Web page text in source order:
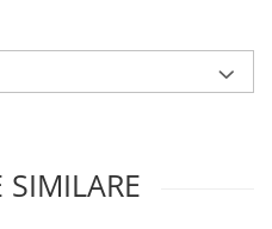
SIMILARE